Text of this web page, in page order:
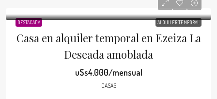
DESTACADA ALQUILER TEMPORAL
Casa en alquiler temporal en Ezeiza La
Deseada amoblada
u$s4.000/mensual
CASAS